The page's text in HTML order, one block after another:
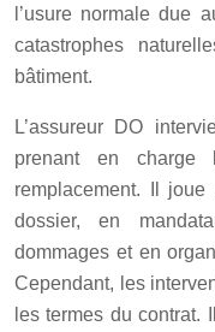
l’usure normale due
catastrophes
bâtiment.
L’assureur DO
prenant en
remplacement. Il
dossier, en
dommages et en
Cependant, les
les termes du contrat.